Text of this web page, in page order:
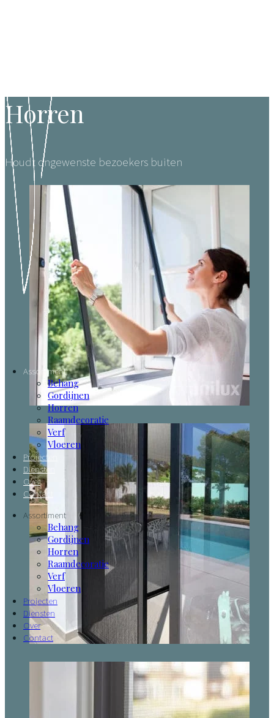
Assortiment
Behang
Gordijnen
Horren
Raamdecoratie
Verf
Vloeren
Projecten
Diensten
Over
Contact
Assortiment
Behang
Gordijnen
Horren
Raamdecoratie
Verf
Vloeren
Projecten
Diensten
Over
Contact
Horren
Houdt ongewenste bezoekers buiten